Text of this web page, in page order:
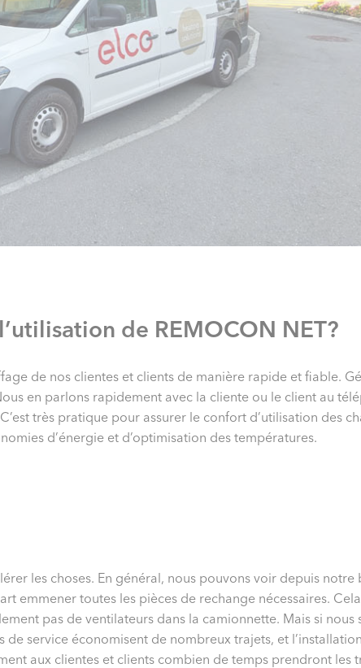
de REMOCON NET?
de nos clientes et clients de manière rapide et fiable.
en parlons rapidement avec la cliente ou le client au
très pratique pour assurer le confort d’utilisation des
d’énergie et d’optimisation des températures.
les choses. En général, nous pouvons voir depuis notre
emmener toutes les pièces de rechange nécessaires. Cela
pas de ventilateurs dans la camionnette. Mais si nous
service économisent de nombreux trajets, et
aux clientes et clients combien de temps prendront les